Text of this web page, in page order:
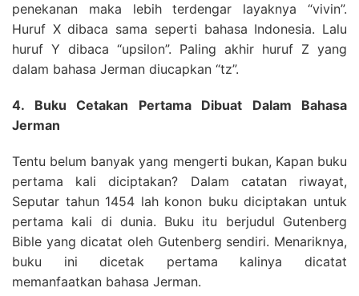
penekanan maka lebih terdengar layaknya “vivin”.
Huruf X dibaca sama seperti bahasa Indonesia. Lalu
huruf Y dibaca “upsilon”. Paling akhir huruf Z yang
dalam bahasa Jerman diucapkan “tz”.
4. Buku Cetakan Pertama Dibuat Dalam Bahasa
Jerman
Tentu belum banyak yang mengerti bukan, Kapan buku
pertama kali diciptakan? Dalam catatan riwayat,
Seputar tahun 1454 lah konon buku diciptakan untuk
pertama kali di dunia. Buku itu berjudul Gutenberg
Bible yang dicatat oleh Gutenberg sendiri. Menariknya,
buku ini dicetak pertama kalinya dicatat
memanfaatkan bahasa Jerman.